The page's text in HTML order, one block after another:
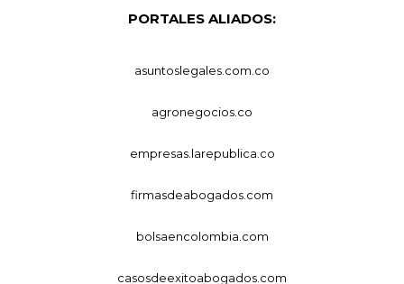
PORTALES ALIADOS:
asuntoslegales.com.co
agronegocios.co
empresas.larepublica.co
firmasdeabogados.com
bolsaencolombia.com
casosdeexitoabogados.com